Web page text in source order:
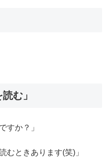
む」
すか？」
ときあります(笑)」